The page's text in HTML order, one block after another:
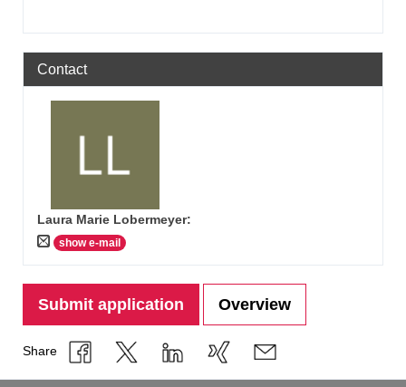
Contact
Laura Marie Lobermeyer:
show e-mail
Submit application Overview
Share